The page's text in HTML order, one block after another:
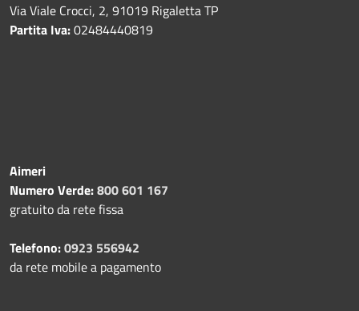
Via Viale Crocci, 2, 91019 Rigaletta TP
Partita Iva:02484440819
Aimeri
Numero Verde:800 601 167
gratuito da rete fissa
Telefono:0923 556942
da rete mobile a pagamento